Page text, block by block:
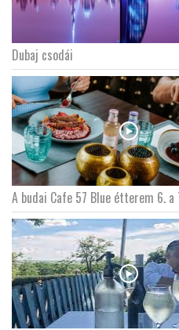
Dubaj csodái
A budai Cafe 57 Blue étterem 6.